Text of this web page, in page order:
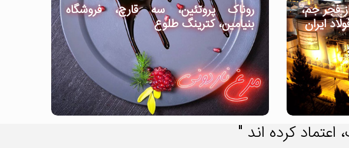
روناک پروتئین، سه قارچ، فروشگاه
بنیامین، کترینگ طلوع
فجر جم،
ایران
کرده اند "